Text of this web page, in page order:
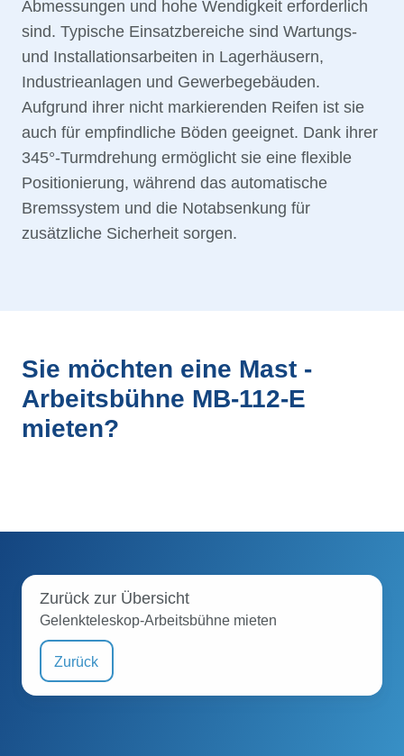
Abmessungen und hohe Wendigkeit erforderlich
sind. Typische Einsatzbereiche sind Wartungs-
und Installationsarbeiten in Lagerhäusern,
Industrieanlagen und Gewerbegebäuden.
Aufgrund ihrer nicht markierenden Reifen ist sie
auch für empfindliche Böden geeignet. Dank ihrer
345°-Turmdrehung ermöglicht sie eine flexible
Positionierung, während das automatische
Bremssystem und die Notabsenkung für
zusätzliche Sicherheit sorgen.
Sie möchten eine Mast -
Arbeitsbühne MB-112-E
mieten?
Zurück zur Übersicht
Gelenkteleskop-Arbeitsbühne mieten
Zurück